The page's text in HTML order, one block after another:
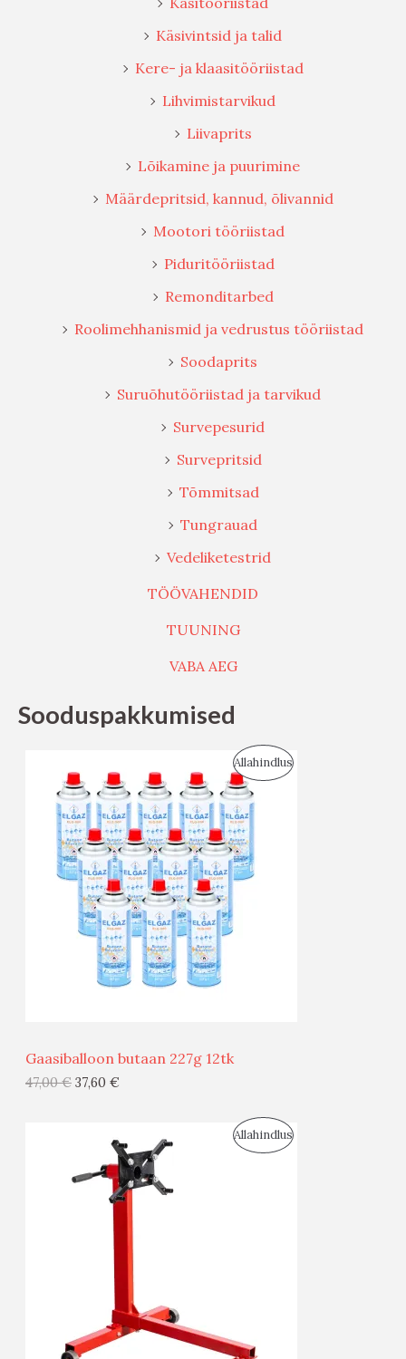
Käsivintsid ja talid
Kere- ja klaasitööriistad
Lihvimistarvikud
Liivaprits
Lõikamine ja puurimine
Määrdepritsid, kannud, õlivannid
Mootori tööriistad
Piduritööriistad
Remonditarbed
Roolimehhanismid ja vedrustus tööriistad
Soodaprits
Suruõhutööriistad ja tarvikud
Survepesurid
Survepritsid
Tõmmitsad
Tungrauad
Vedeliketestrid
TÖÖVAHENDID
TUUNING
VABA AEG
Sooduspakkumised
AllahindlusS
S
Gaasiballoon butaan 227g 12tk
47,00€ 37,60 €
AllahindlusS